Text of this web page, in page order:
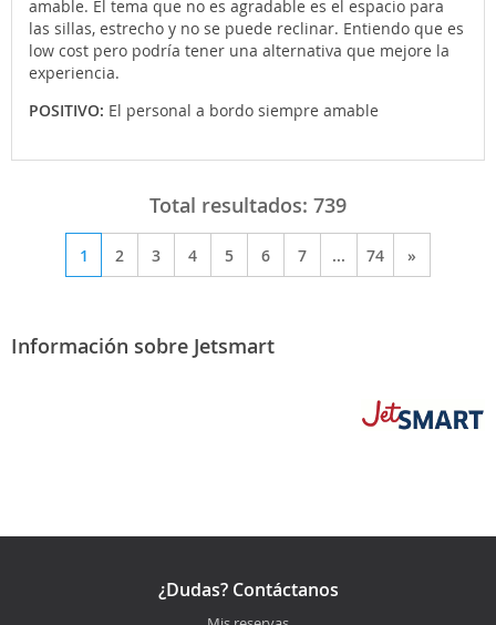
amable. El tema que no es agradable es el espacio para
las sillas, estrecho y no se puede reclinar. Entiendo que es
low cost pero podría tener una alternativa que mejore la
experiencia.
POSITIVO: El personal a bordo siempre amable
Total resultados: 739
1 2 3 4 5 6 7 ... 74 »
Información sobre Jetsmart
¿Dudas? Contáctanos